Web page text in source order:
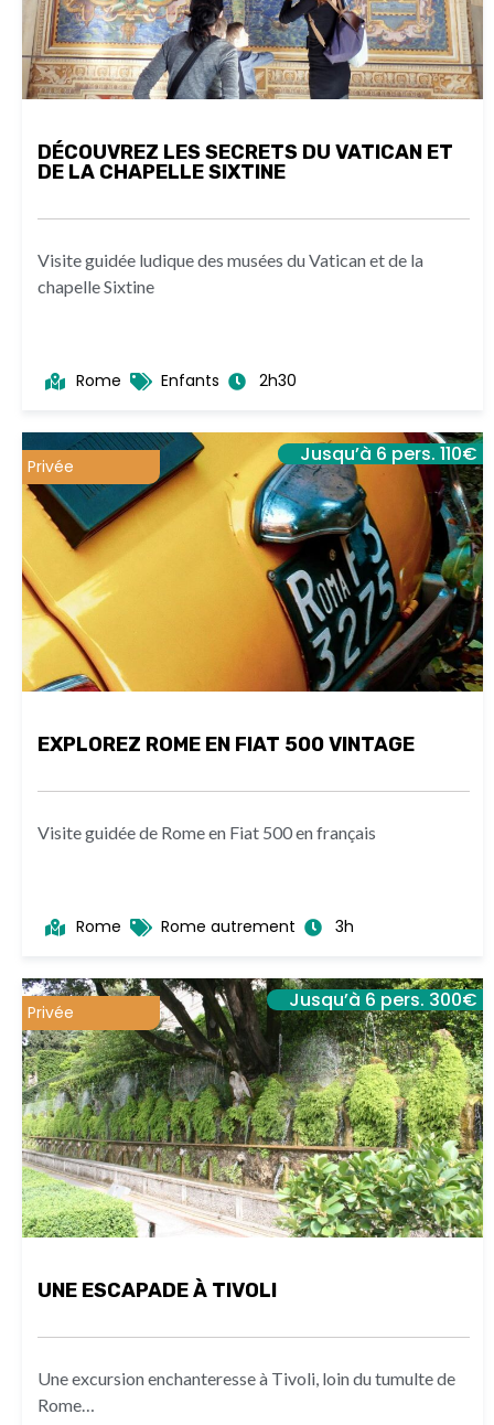
DÉCOUVREZ LES SECRETS DU VATICAN ET
DE LA CHAPELLE SIXTINE
Visite guidée ludique des musées du Vatican et de la
chapelle Sixtine
Rome Enfants 2h30
Jusqu’à 6 pers. 110€
Privée
EXPLOREZ ROME EN FIAT 500 VINTAGE
Visite guidée de Rome en Fiat 500 en français
Rome Rome autrement 3h
Jusqu’à 6 pers. 300€
Privée
UNE ESCAPADE À TIVOLI
Une excursion enchanteresse à Tivoli, loin du tumulte de
Rome…